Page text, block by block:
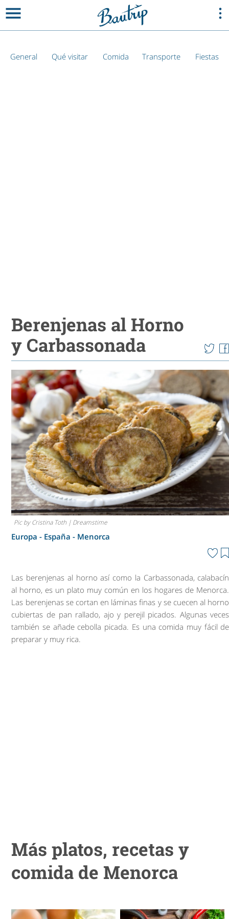
General Qué visitar Comida Transporte Fiestas
Berenjenas al Horno
y Carbassonada
Pic by Cristina Toth | Dreamstime
Europa - España - Menorca
Las berenjenas al horno así como la Carbassonada, calabacín
al horno, es un plato muy común en los hogares de Menorca.
Las berenjenas se cortan en láminas finas y se cuecen al horno
cubiertas de pan rallado, ajo y perejil picados. Algunas veces
también se añade cebolla picada. Es una comida muy fácil de
preparar y muy rica.
Más platos, recetas y
comida de Menorca